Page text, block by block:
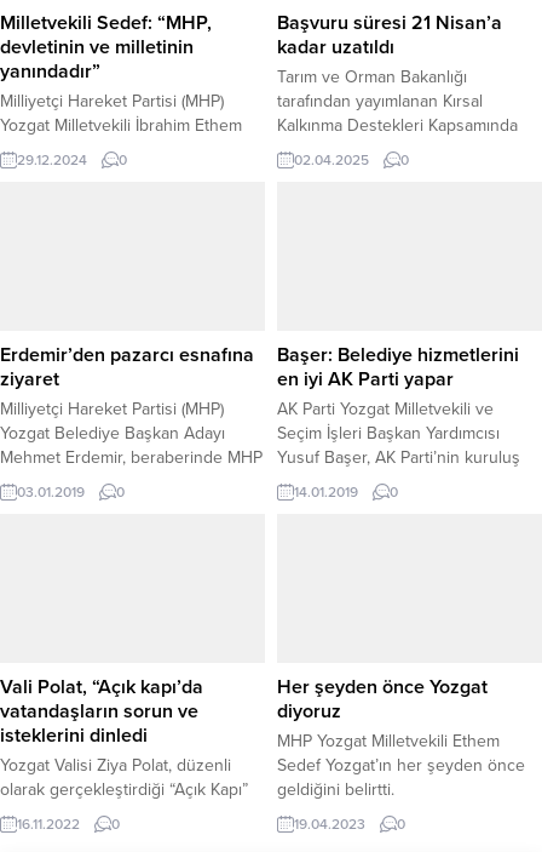
Milletvekili Sedef: “MHP,
devletinin ve milletinin
yanındadır”
Milliyetçi Hareket Partisi (MHP)
Yozgat Milletvekili İbrahim Ethem
Sedef, partisinin ve Genel
Başkanları Devlet Bahçeli’nin, siyasi
daha iyi anlaşılacağını belirtti.
Milletvekili Ethem Sedef,
beraberinde MHP İl Başkanı...
29.12.2024 0
Başvuru süresi 21 Nisan’a
kadar uzatıldı
Tarım ve Orman Bakanlığı
tarafından yayımlanan Kırsal
Kalkınma Destekleri Kapsamında
Tarıma Dayalı Yatırımlarının
Desteklenmesi Hakkında Tebliğ
(KKDK) faydalanabilmesi için
başvuru süresi 21 Nisan 2025
tarihine kadar...
02.04.2025 0
Erdemir’den pazarcı esnafına
ziyaret
Milliyetçi Hareket Partisi (MHP)
Yozgat Belediye Başkan Adayı
Mehmet Erdemir, beraberinde MHP
Yozgat Milletvekili Ethem Sedef, İl
Başkanı Ferhat Altan ve Merkez
03.01.2019 0
Başer: Belediye hizmetlerini
en iyi AK Parti yapar
AK Parti Yozgat Milletvekili ve
Seçim İşleri Başkan Yardımcısı
Yusuf Başer, AK Parti’nin kuruluş
felsefesinin vatandaş odaklı hizmet
bulunduğunu belirterek, belediye
14.01.2019 0
Vali Polat, “Açık kapı’da
vatandaşların sorun ve
isteklerini dinledi
Yozgat Valisi Ziya Polat, düzenli
olarak gerçekleştirdiği “Açık Kapı”
halk toplantısında vatandaşların
sorun ve isteklerini dinledi.
16.11.2022 0
Her şeyden önce Yozgat
diyoruz
MHP Yozgat Milletvekili Ethem
Sedef Yozgat’ın her şeyden önce
geldiğini belirtti.
19.04.2023 0